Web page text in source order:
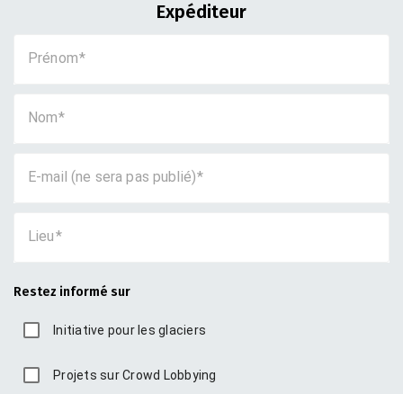
Expéditeur
Prénom
Nom
E-mail (ne sera pas publié)
Lieu
Restez informé sur
Initiative pour les glaciers
Projets sur Crowd Lobbying